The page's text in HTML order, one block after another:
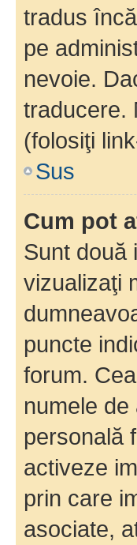
tradus
pe
nevoie.
traducere.
(folosiţi
Sus
Cum pot
Sunt două
vizualizaţi
puncte
forum.
numele
personală
activeze
prin care
asociate,